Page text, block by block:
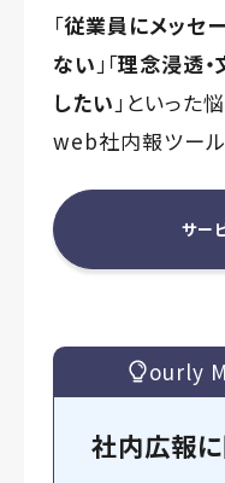
「従業員にメッセ
ない 」「理念浸透
したい 」といった
web社内報ツール
サー
ourly
社内広報